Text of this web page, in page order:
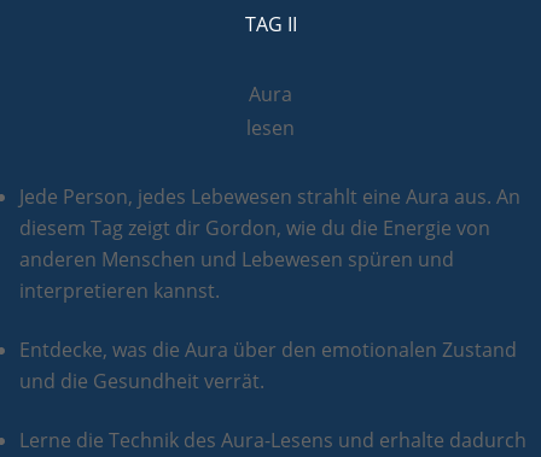
TAG II
Aura
lesen
Jede Person, jedes Lebewesen strahlt eine Aura aus. An
diesem Tag zeigt dir Gordon, wie du die Energie von
anderen Menschen und Lebewesen spüren und
interpretieren kannst.
Entdecke, was die Aura über den emotionalen Zustand
und die Gesundheit verrät.
Lerne die Technik des Aura-Lesens und erhalte dadurch